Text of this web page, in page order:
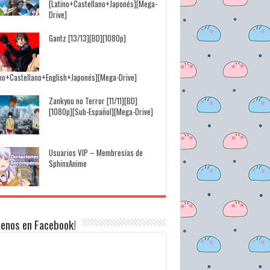
[Latino+Castellano+Japonés][Mega-
Drive]
Gantz [13/13][BD][1080p]
Drive]
Zankyou no Terror [11/11][BD]
[1080p][Sub-Español][Mega-Drive]
Usuarios VIP – Membresías de
SphinxAnime
en Facebook!